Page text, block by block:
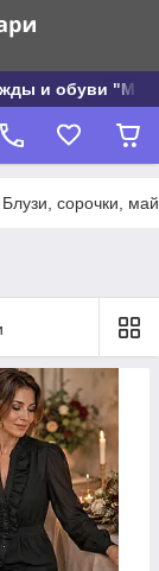
и обуви
Блузи, сорочки,